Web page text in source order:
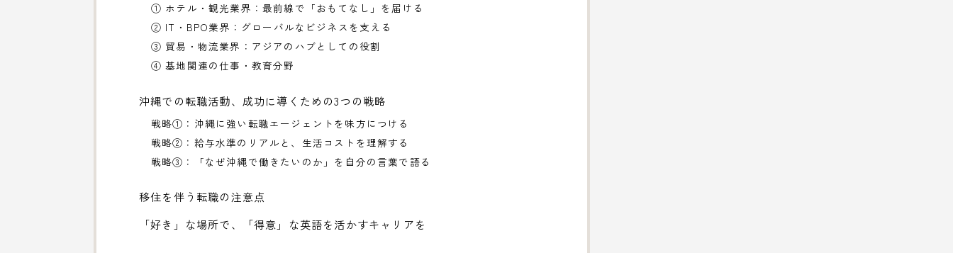
① ホテル・観光業界：最前線で「おもてなし」を届ける
② IT・BPO業界：グローバルなビジネスを支える
③ 貿易・物流業界：アジアのハブとしての役割
④ 基地関連の仕事・教育分野
沖縄での転職活動、成功に導くための3つの戦略
戦略①：沖縄に強い転職エージェントを味方につける
戦略②：給与水準のリアルと、生活コストを理解する
戦略③：「なぜ沖縄で働きたいのか」を自分の言葉で語る
移住を伴う転職の注意点
「好き」な場所で、「得意」な英語を活かすキャリアを